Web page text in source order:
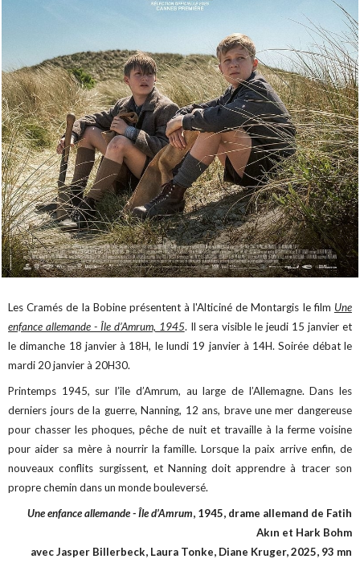
Les Cramés de la Bobine présentent à l'Alticiné de Montargis le film Une
enfance allemande - Île d’Amrum, 1945. Il sera visible le jeudi 15 janvier et
le dimanche 18 janvier à 18H, le lundi 19 janvier à 14H. Soirée débat le
mardi 20 janvier à 20H30.
Printemps 1945, sur l’île d’Amrum, au large de l’Allemagne. Dans les
derniers jours de la guerre, Nanning, 12 ans, brave une mer dangereuse
pour chasser les phoques, pêche de nuit et travaille à la ferme voisine
pour aider sa mère à nourrir la famille. Lorsque la paix arrive enfin, de
nouveaux conflits surgissent, et Nanning doit apprendre à tracer son
propre chemin dans un monde bouleversé.
Une enfance allemande - Île d’Amrum, 1945, drame allemand de Fatih
Akın et Hark Bohm
avec Jasper Billerbeck, Laura Tonke, Diane Kruger, 2025, 93 mn